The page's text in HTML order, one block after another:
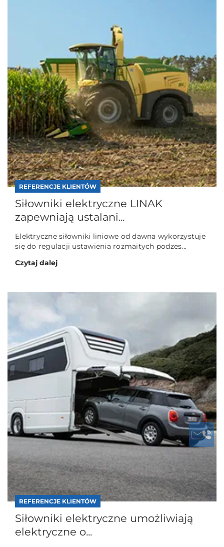
REFERENCJE KLIENTÓW
Siłowniki elektryczne LINAK
zapewniają ustalani...
Elektryczne siłowniki liniowe od dawna wykorzystuje
się do regulacji ustawienia rozmaitych podzes...
Czytaj dalej
REFERENCJE KLIENTÓW
Siłowniki elektryczne umożliwiają
elektryczne o...